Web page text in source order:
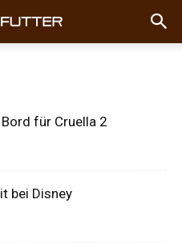
für Cruella 2
bei Disney